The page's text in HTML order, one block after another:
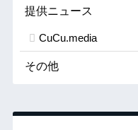
提供ニュース
CuCu.media
その他